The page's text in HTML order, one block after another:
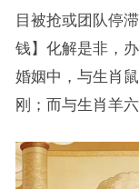
目被抢或团队停
钱】化解是非，
婚姻中，与生肖
刚；而与生肖羊